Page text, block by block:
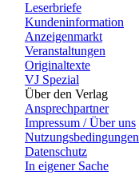
Leserbriefe
Kundeninformation
Anzeigenmarkt
Veranstaltungen
Originaltexte
VJ Spezial
Über den Verlag
Ansprechpartner
Impressum / Über uns
Nutzungsbedingungen
Datenschutz
In eigener Sache